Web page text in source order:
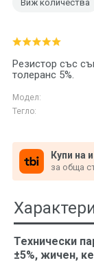
Резистор със
толеранс 5%.
Модел:
Тегло:
Купи на
за обща
Виж количества
Технически
±5%, жичен,